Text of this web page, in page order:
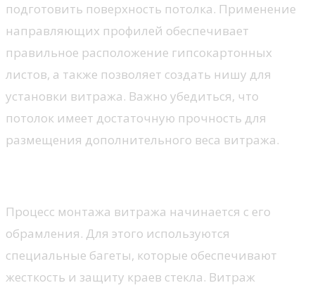
подготовить поверхность потолка. Применение
направляющих профилей обеспечивает
правильное расположение гипсокартонных
листов, а также позволяет создать нишу для
установки витража. Важно убедиться, что
потолок имеет достаточную прочность для
размещения дополнительного веса витража.
Процесс монтажа витража начинается с его
обрамления. Для этого используются
специальные багеты, которые обеспечивают
жесткость и защиту краев стекла. Витраж